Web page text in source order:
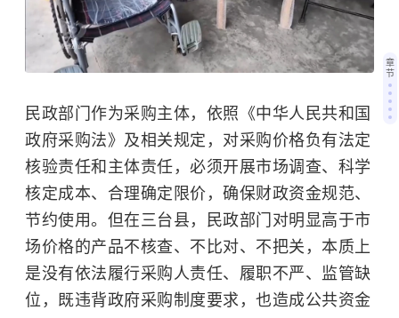
民政部门作为采购主体，依照《中华人民共和国
政府采购法》及相关规定，对采购价格负有法定
核验责任和主体责任，必须开展市场调查、科学
核定成本、合理确定限价，确保财政资金规范、
节约使用。但在三台县，民政部门对明显高于市
场价格的产品不核查、不比对、不把关，本质上
是没有依法履行采购人责任、履职不严、监管缺
位，既违背政府采购制度要求，也造成公共资金
章
节